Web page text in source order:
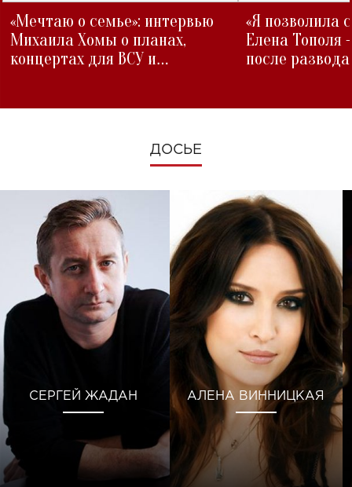
«Мечтаю о семье»: интервью
Михаила Хомы о планах,
концертах для ВСУ и
«Я позволила
Елена Тополя
после развода
ДОСЬЕ
СЕРГЕЙ ЖАДАН АЛЕНА ВИННИЦКАЯ